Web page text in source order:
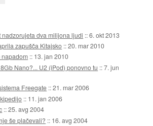
nadzorujeta dva milijona ljudi ::6. okt 2013
zapušča Kitajsko ::20. mar 2010
:: 13. jan 2010
Nano?... U2 (iPod) ponovno tu ::7. jun
Freegate ::21. mar 2006
:: 11. jan 2006
::25. avg 2004
še plačevali? :: 16. avg 2004